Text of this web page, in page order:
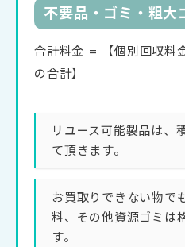
不要品・ゴミ・粗大
合計料金 = 【個別回収料
の合計】
リユース可能製品は、
て頂きます。
お買取りできない物で
料、その他資源ゴミは
す。